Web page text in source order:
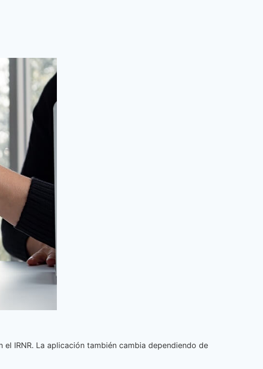
IRNR. La aplicación también cambia dependiendo de